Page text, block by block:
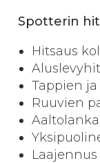
Spotterin
Hitsaus
Tappien
Ruuvien